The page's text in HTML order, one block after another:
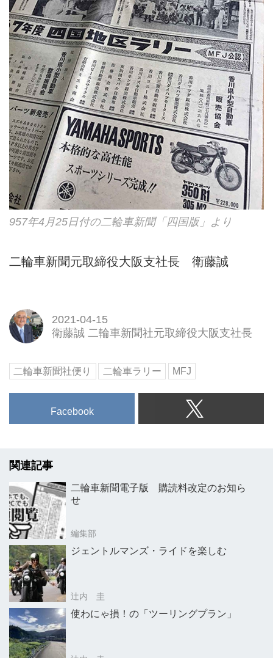
957年4月25日付の二輪車新聞「四国版」より
二輪車新聞元取締役大阪支社長 衛藤誠
2021-04-15
衛藤誠 二輪車新聞社元取締役大阪支社長
二輪車新聞社便り 二輪車ラリー MFJ
Facebook
関連記事
二輪車新聞電子版 購読料改定のお知ら
せ
編集部
ジェントルマンズ・ライドを楽しむ
辻内 圭
使わにゃ損！の「ツーリングプラン」